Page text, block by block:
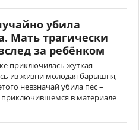
убила
Мать трагически
за ребёнком
приключилась жуткая
из жизни молодая барышня,
невзначай убила пес –
в материале